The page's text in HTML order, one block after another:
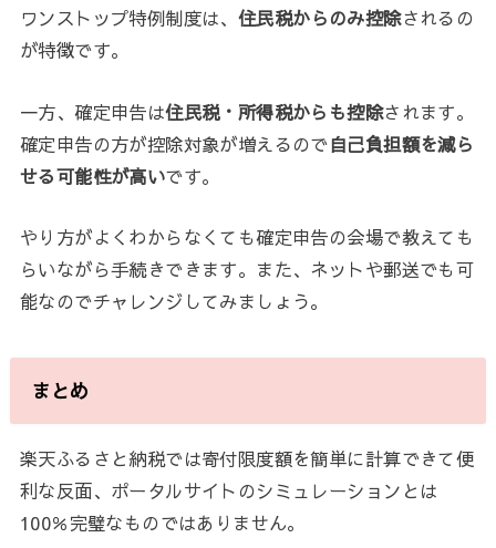
ワンストップ特例制度は、 住民税からのみ控除されるの
が特徴です。
一方、確定申告は住民税・所得税からも控除されます。
確定申告の方が控除対象が増えるので自己負担額を減ら
せる可能性が高いです。
やり方がよくわからなくても確定申告の会場で教えても
らいながら手続きできます。また、ネットや郵送でも可
能なのでチャレンジしてみましょう。
まとめ
楽天ふるさと納税では寄付限度額を簡単に計算できて便
利な反面、ポータルサイトのシミュレーションとは
100％完璧なものではありません。